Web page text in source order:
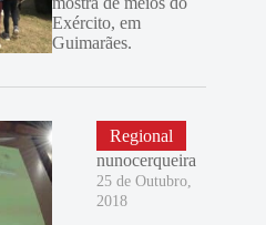
Exército, em
Guimarães.
Regional
nunocerqueira
25 de Outubro,
2018